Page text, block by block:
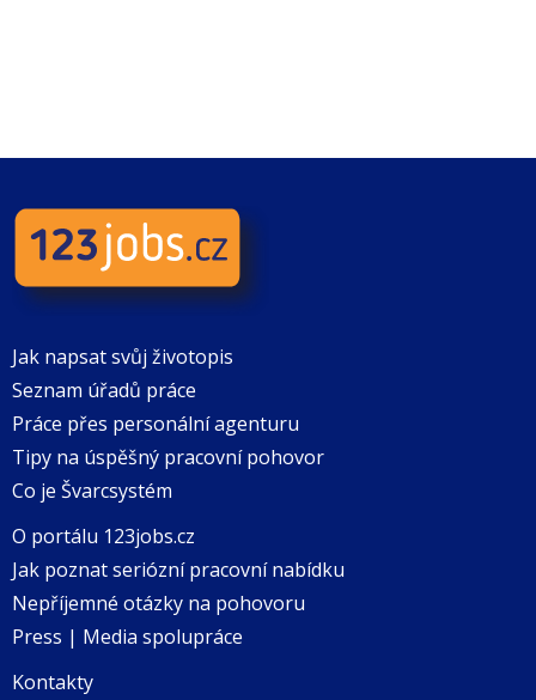
Jak napsat svůj životopis
Seznam úřadů práce
Práce přes personální agenturu
Tipy na úspěšný pracovní pohovor
Co je Švarcsystém
O portálu 123jobs.cz
Jak poznat seriózní pracovní nabídku
Nepříjemné otázky na pohovoru
Press | Media spolupráce
Kontakty